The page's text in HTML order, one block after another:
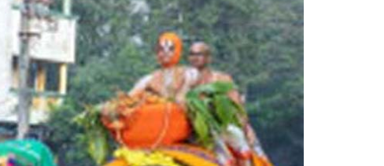
Smt. Grandhi Sailaja
Founder Donor, USA